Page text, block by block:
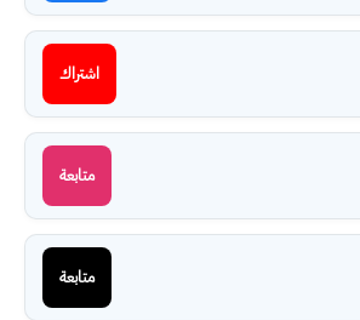
اشتراك
متابعة
متابعة